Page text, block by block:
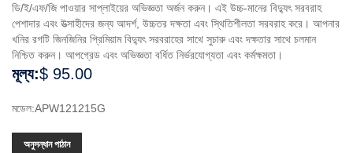
ডি/ই/এফ/জি পাওয়ার সাপ্লাইয়ের অভিজ্ঞতা অর্জন করুন। এই উচ্চ-মানের বিদ্যুৎ সরবরাহ
পেশাদার এবং উত্সাহীদের জন্য আদর্শ, উচ্চতর দক্ষতা এবং স্থিতিশীলতা সরবরাহ করে। আপনার
খনির রগটি জিনজিনির প্রিমিয়াম বিদ্যুৎ সরবরাহের সাথে সুচারু এবং দক্ষতার সাথে চলমান
নিশ্চিত করুন। আপগ্রেড এবং অভিজ্ঞতা বর্ধিত নির্ভরযোগ্যতা এবং কর্মক্ষমতা।
মূল্য:$ 95.00
মডেল:APW121215G
অনুসন্ধান পাঠান